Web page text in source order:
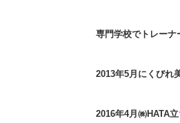
専門学校でトレーナ
2013年5月にくびれ
2016年4月㈱HATA